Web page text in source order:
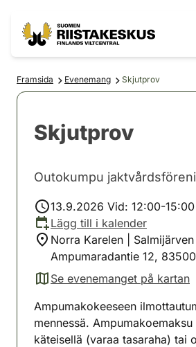
Framsida Evenemang Skjutprov
Skjutprov
Outokumpu
13.9.2026 Vid: 12:00-15:00
Lägg till i kalender
Norra Karelen |
Ampumaradantie 12,
Se evenemanget på kartan
(avautuu uuteen välilehteen)
Ampumakokeeseen
mennessä.
käteisellä (varaa tasaraha) tai